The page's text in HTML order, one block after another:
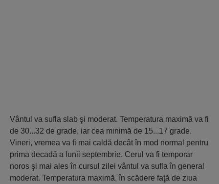
Vântul va sufla slab şi moderat. Temperatura maximă va fi
de 30...32 de grade, iar cea minimă de 15...17 grade.
Vineri, vremea va fi mai caldă decât în mod normal pentru
prima decadă a lunii septembrie. Cerul va fi temporar
noros şi mai ales în cursul zilei vântul va sufla în general
moderat. Temperatura maximă, în scădere faţă de ziua